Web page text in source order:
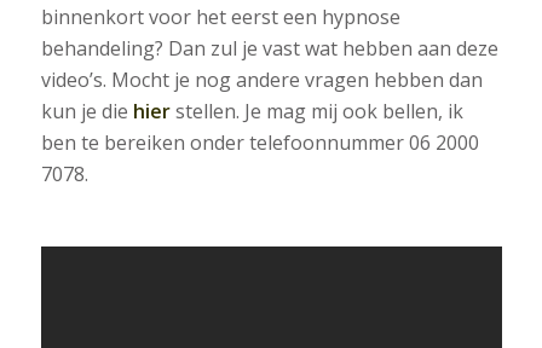
binnenkort voor het eerst een hypnose
behandeling? Dan zul je vast wat hebben aan deze
video’s. Mocht je nog andere vragen hebben dan
kun je die hierstellen. Je mag mij ook bellen, ik
ben te bereiken onder telefoonnummer 06 2000
7078.